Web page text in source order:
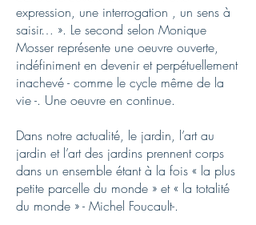
expression, une interrogation , un sens à
saisir… ». Le second selon Monique
Mosser représente une oeuvre ouverte,
indéfiniment en devenir et perpétuellement
inachevé - comme le cycle même de la
vie -. Une oeuvre en continue.
Dans notre actualité, le jardin, l’art au
jardin et l’art des jardins prennent corps
dans un ensemble étant à la fois « la plus
petite parcelle du monde » et « la totalité
du monde » - Michel Foucault-.